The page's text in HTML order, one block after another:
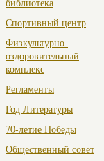
библиотека
Спортивный центр
Физкультурно-
оздоровительный
комплекс
Регламенты
Год Литературы
70-летие Победы
Общественный совет